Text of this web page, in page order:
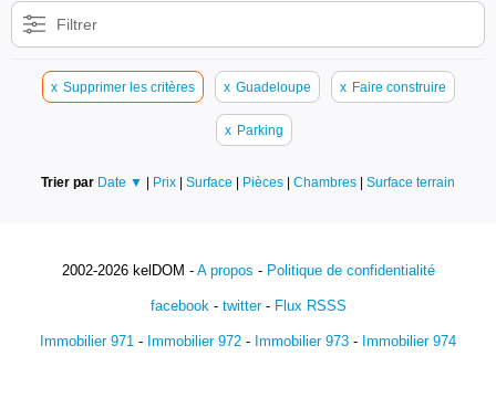
Filtrer
x Supprimer les critères x Guadeloupe x Faire construire
x Parking
Trier par Date ▼ | Prix | Surface | Pièces | Chambres | Surface terrain
2002-2026 kelDOM - A propos - Politique de confidentialité
facebook- twitter- Flux RSSS
Immobilier 971 - Immobilier 972 - Immobilier 973 - Immobilier 974